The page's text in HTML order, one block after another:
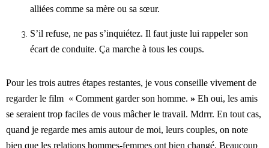
alliées comme sa mère ou sa sœur.
S’il refuse, ne pas s’inquiétez. Il faut juste lui rappeler son
écart de conduite. Ça marche à tous les coups.
Pour les trois autres étapes restantes, je vous conseille vivement de
regarder le film « Comment garder son homme. » Eh oui, les amis
se seraient trop faciles de vous mâcher le travail. Mdrrr. En tout cas,
quand je regarde mes amis autour de moi, leurs couples, on note
bien que les relations hommes-femmes ont bien changé. Beaucoup